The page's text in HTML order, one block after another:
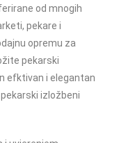
od mnogih
pekare i
opremu za
pekarski
efktivan i elegantan
izložbeni